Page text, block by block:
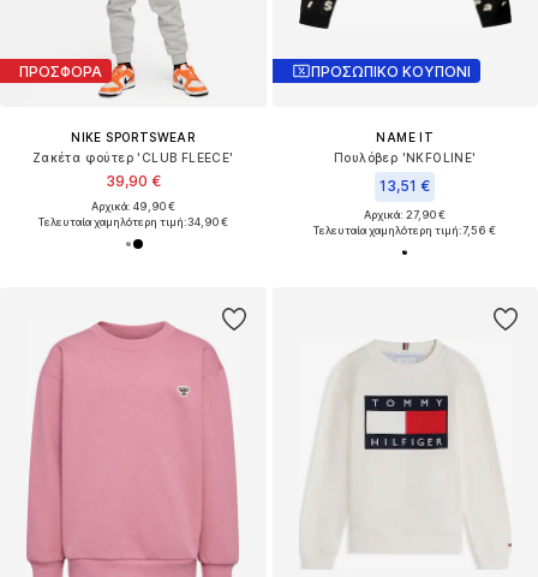
ΠΡΟΣΦΟΡΑ
NIKE SPORTSWEAR
Ζακέτα φούτερ 'CLUB FLEECE'
39,90 €
Αρχικά: 49,90 €
Τελευταία χαμηλότερη τιμή:34,90 €
ΠΡΟΣΩΠΙΚΟ ΚΟΥΠΟΝΙ
NAME IT
Πουλόβερ 'NKFOLINE'
13,51 €
Αρχικά: 27,90 €
Τελευταία χαμηλότερη τιμή:7,56 €